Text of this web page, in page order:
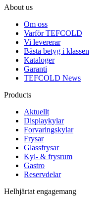
About us
Om oss
Varför TEFCOLD
Vi levererar
Bästa betyg i klassen
Kataloger
Garanti
TEFCOLD News
Products
Aktuellt
Displaykylar
Forvaringskylar
Frysar
Glassfrysar
Kyl- & frysrum
Gastro
Reservdelar
Helhjärtat engagemang